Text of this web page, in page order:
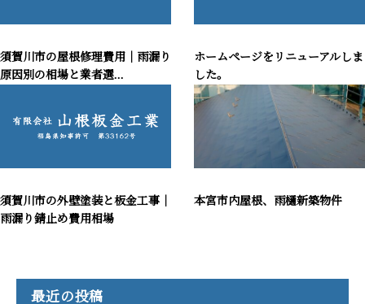
須賀川市の屋根修理費用｜雨漏り
原因別の相場と業者選...
ホームページをリニューアルしま
した。
須賀川市の外壁塗装と板金工事｜
雨漏り錆止め費用相場
本宮市内屋根、雨樋新築物件
最近の投稿